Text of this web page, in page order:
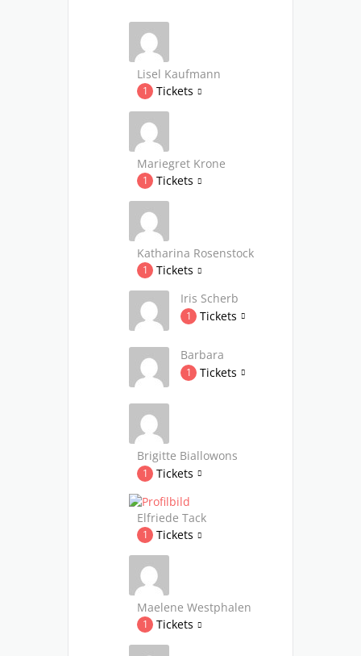
Lisel Kaufmann
1 Tickets
Mariegret Krone
1 Tickets
Katharina Rosenstock
1
Tickets
Iris Scherb
1 Tickets
Barbara
1 Tickets
Brigitte Biallowons
1 Tickets
Elfriede Tack
1 Tickets
Maelene Westphalen
1 Tickets